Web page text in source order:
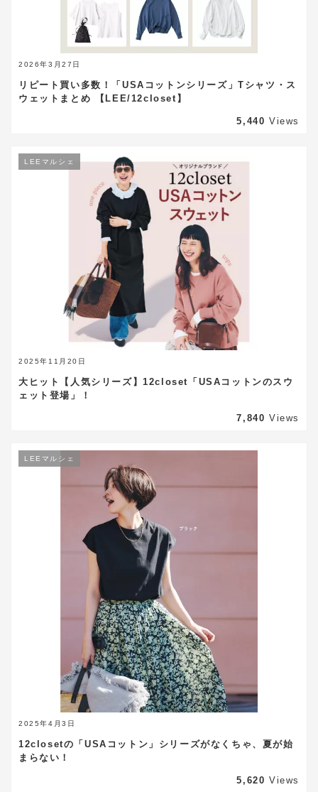
2026年3月27日
リピート買い多数！「USAコットンシリーズ」Tシャツ・ス
ウェットまとめ 【LEE/12closet】
5,440 Views
2025年11月20日
LEEマルシェ
大ヒット【人気シリーズ】12closet「USAコットンのスウ
ェット登場」！
7,840 Views
2025年4月3日
LEEマルシェ
12closetの「USAコットン」シリーズがなくちゃ、夏が始
まらない！
5,620 Views